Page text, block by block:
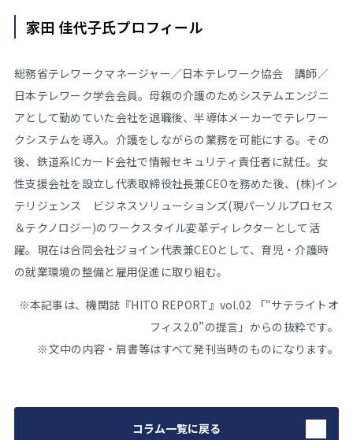
家田 佳代子氏プロフィール
総務省テレワークマネージャー／日本テレワーク協会 講師／
日本テレワーク学会会員。母親の介護のためシステムエンジニ
アとして勤めていた会社を退職後、半導体メーカーでテレワー
クシステムを導入。介護をしながらの業務を可能にする。その
後、鉄道系ICカード会社で情報セキュリティ責任者に就任。女
性支援会社を設立し代表取締役社長兼CEOを務めた後、(株)イン
テリジェンス ビジネスソリューションズ(現パーソルプロセス
＆テクノロジー)のワークスタイル変革ディレクターとして活
躍。現在は合同会社ジョイン代表兼CEOとして、育児・介護時
の就業環境の整備と雇用促進に取り組む。
※本記事は、機関誌『HITO REPORT』vol.02 「“サテライトオ
フィス2.0”の提言」からの抜粋です。
※文中の内容・肩書等はすべて発刊当時のものになります。
コラム一覧に戻る